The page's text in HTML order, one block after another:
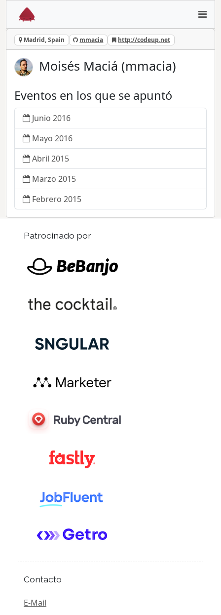
Madrid, Spain mmacia http://codeup.net
Moisés Maciá (mmacia)
Eventos en los que se apuntó
Junio 2016
Mayo 2016
Abril 2015
Marzo 2015
Febrero 2015
Patrocinado por
Contacto
E-Mail